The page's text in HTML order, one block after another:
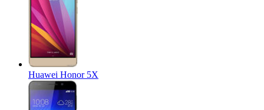
Huawei Honor 5X